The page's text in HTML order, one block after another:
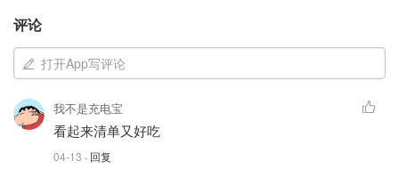
评论
打开App写评论
我不是充电宝
看起来清单又好吃
04-13 · 回复